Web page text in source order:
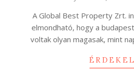
21
A Global Best Property Zrt.
elmondható, hogy a
voltak olyan magasak, mint
ÉRDEKEL